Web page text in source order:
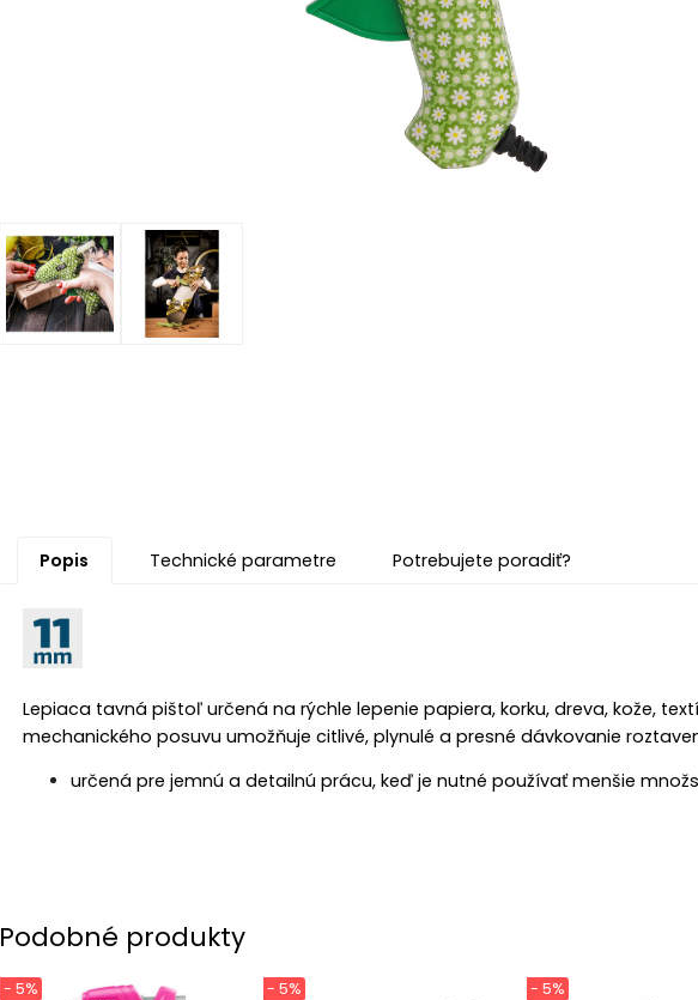
Popis Technické parametre Potrebujete poradiť?
Lepiaca tavná pištoľ určená na rýchle lepenie papiera, korku, dreva, kože,
mechanického posuvu umožňuje citlivé, plynulé a presné dávkovanie
určená pre jemnú a detailnú prácu, keď je nutné používať menšie
Podobné produkty
- 5% - 5% - 5%